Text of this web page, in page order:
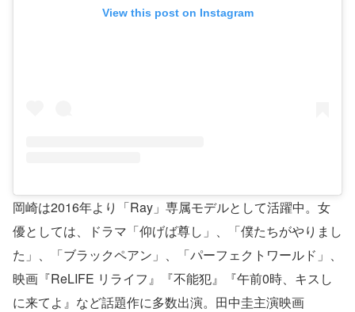
View this post on Instagram
岡崎は2016年より「Ray」専属モデルとして活躍中。女
優としては、ドラマ「仰げば尊し」、「僕たちがやりまし
た」、「ブラックペアン」、「パーフェクトワールド」、
映画『ReLIFE リライフ』『不能犯』『午前0時、キスし
に来てよ』など話題作に多数出演。田中圭主演映画